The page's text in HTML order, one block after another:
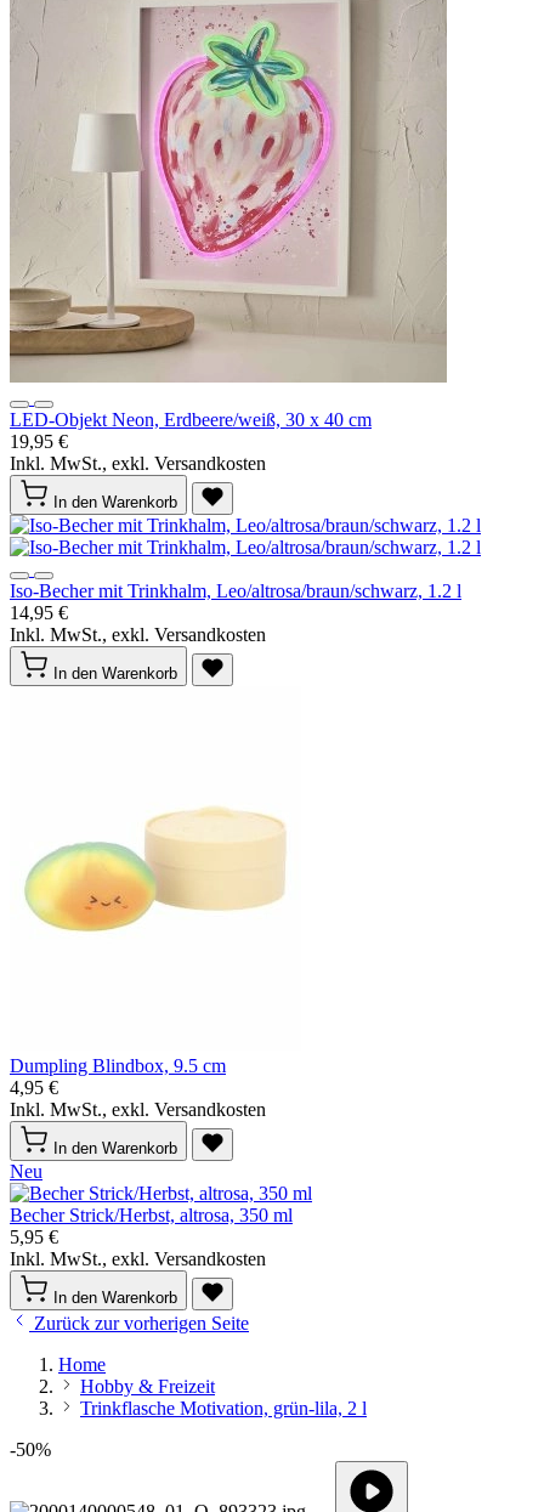
LED-Objekt Neon, Erdbeere/weiß, 30 x 40 cm
19,95 €
Inkl. MwSt., exkl. Versandkosten
In den Warenkorb
Iso-Becher mit Trinkhalm, Leo/altrosa/braun/schwarz, 1.2 l
14,95 €
Inkl. MwSt., exkl. Versandkosten
In den Warenkorb
Dumpling Blindbox, 9.5 cm
4,95 €
Inkl. MwSt., exkl. Versandkosten
In den Warenkorb
Neu
Becher Strick/Herbst, altrosa, 350 ml
5,95 €
Inkl. MwSt., exkl. Versandkosten
In den Warenkorb
Zurück zur vorherigen Seite
Home
Hobby & Freizeit
Trinkflasche Motivation, grün-lila, 2 l
-50%